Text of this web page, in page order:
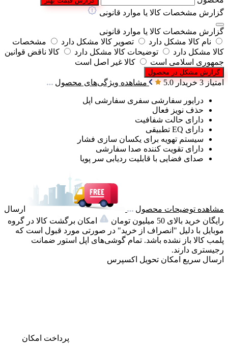
گزارش مشخصات کالا یا موارد قانونی
گزارش مشخصات کالا یا موارد قانونی
نام کالا مشکل دارد
تصویر کالا مشکل دارد
مشخصات
کالا مشکل دارد
توضیحات کالا مشکل دارد
کالا ناقض قوانین
جمهوری اسلامی است
کالا غیر اصل است
گزارش مشکل در محصول
امتیاز 3 خریدار 5.0 مشاهده ویژگی‌های محصول
درایور سفارشی سفری سفارشی اپل
حذف نویز فعال
دارای حالت شفافیت
دارای EQ تطبیقی
سیستم تهویه برای یکسان سازی فشار
دارای تقویت کننده صدا سفارشی
صدای فضایی با قابلیت ردیابی سر پویا
مشاهده توضیحات محصول
ارسال
رایگان خرید بالای 50 میلیون تومان
امکان برگشت کالا در گروه
موبایل با دلیل "انصراف از خرید" در صورتی مورد قبول است که
پلمب کالا باز نشده باشد. تمام گوشی‌های اپل استور ضمانت
رجیستری دارند.
ارسال سریع امکان تحویل اکسپرس
پرداخت امکان